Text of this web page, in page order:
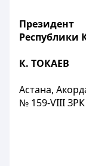
Президент
Республики
К. ТОКАЕВ
Астана,
№ 159-VIIIЗРК